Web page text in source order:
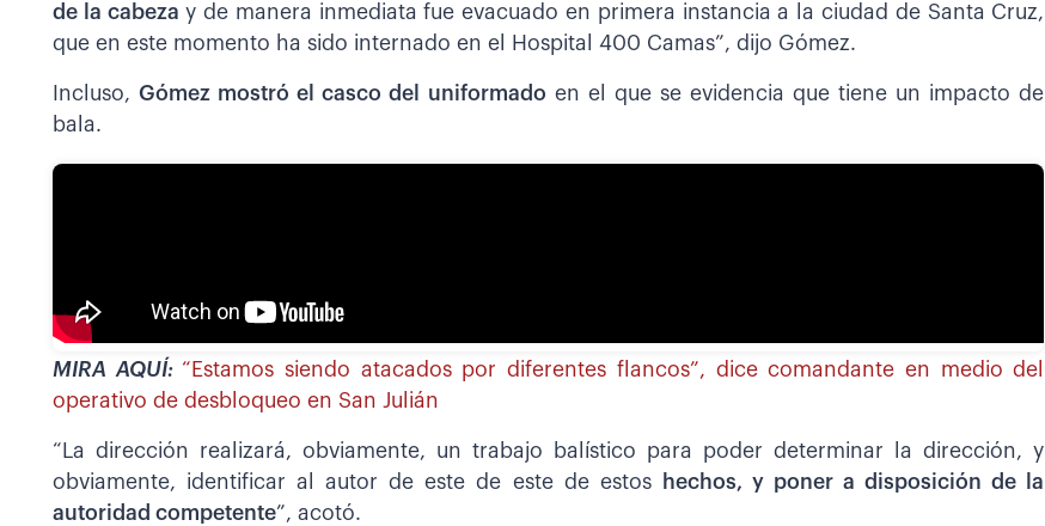
de la cabeza y de manera inmediata fue evacuado en primera instancia a la ciudad de Santa Cruz,
que en este momento ha sido internado en el Hospital 400 Camas”, dijo Gómez.
Incluso,Gómez mostró el casco del uniformado en el que se evidencia que tiene un impacto de
bala.
MIRA AQUÍ: “Estamos siendo atacados por diferentes flancos”, dice comandante en medio del
operativo de desbloqueo en San Julián
“La dirección realizará, obviamente, un trabajo balístico para poder determinar la dirección, y
obviamente, identificar al autor de este de este de estos
hechos, y poner a disposición de la
autoridad competente”, acotó.